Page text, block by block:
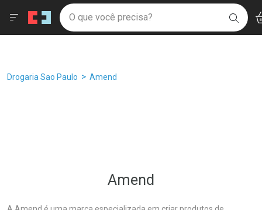
Drogaria São Paulo
Ir direto para a home
pela página
Ir direto para o conteúdo
Ir direto para a busca
Ir direto para a notificações
Faça a sua busca
O que você precisa?
Menu
Breadcrumb
Drogaria Sao Paulo Amend
Amend
Âncoras
Filtros Ordenar por